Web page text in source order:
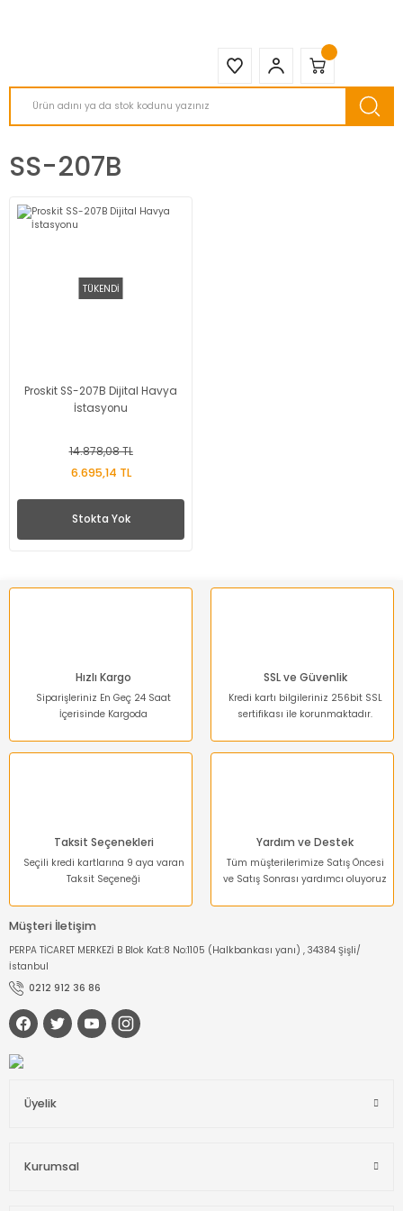
SS-207B
TÜKENDİ
Proskit SS-207B Dijital Havya
İstasyonu
14.878,08 TL
6.695,14 TL
Stokta Yok
Hızlı Kargo
Siparişleriniz En Geç 24 Saat
İçerisinde Kargoda
SSL ve Güvenlik
Kredi kartı bilgileriniz 256bit SSL
sertifikası ile korunmaktadır.
Taksit Seçenekleri
Seçili kredi kartlarına 9 aya varan
Taksit Seçeneği
Yardım ve Destek
Tüm müşterilerimize Satış Öncesi
ve Satış Sonrası yardımcı oluyoruz
Müşteri İletişim
PERPA TİCARET MERKEZİ B Blok Kat:8 No:1105 (Halkbankası yanı) , 34384 Şişli/
İstanbul
0212 912 36 86
Üyelik
Kurumsal